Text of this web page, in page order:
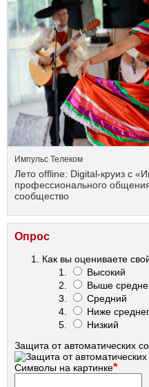
Импульс Телеком
Лето offline: Digital-круиз с
профессионального
сообщество
Опрос
Как вы оцениваете
Высокий
Выше
Средний
Ниже
Низкий
Защита от автоматических
Символы на картинке*